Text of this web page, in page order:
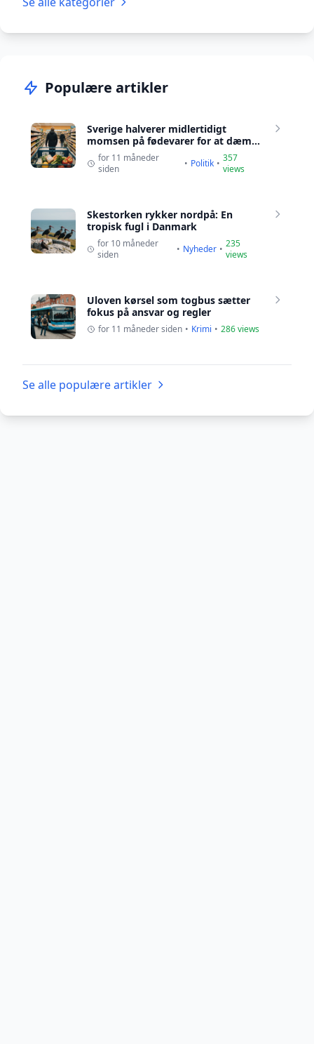
Populære artikler
Sverige halverer midlertidigt
momsen på fødevarer for at dæm...
for 11 måneder
siden
• Politik • 357
views
Skestorken rykker nordpå: En
tropisk fugl i Danmark
for 10 måneder
siden
• Nyheder • 235
views
Uloven kørsel som togbus sætter
fokus på ansvar og regler
for 11 måneder siden • Krimi • 286 views
Se alle populære artikler